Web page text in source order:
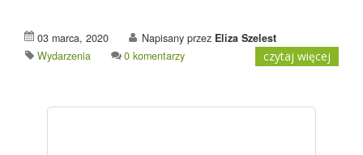
03 marca, 2020 Napisany przez Eliza Szelest
Wydarzenia
0 komentarzy czytaj więcej